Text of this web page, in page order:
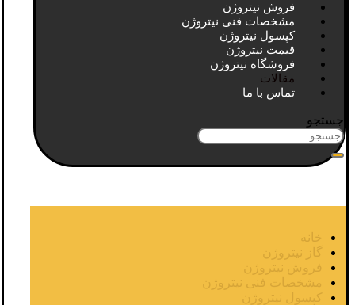
فروش نیتروژن
مشخصات فنی نیتروژن
کپسول نیتروژن
قیمت نیتروژن
فروشگاه نیتروژن
مقالات
تماس با ما
جستجو
خانه
گاز نیتروژن
فروش نیتروژن
مشخصات فنی نیتروژن
کپسول نیتروژن